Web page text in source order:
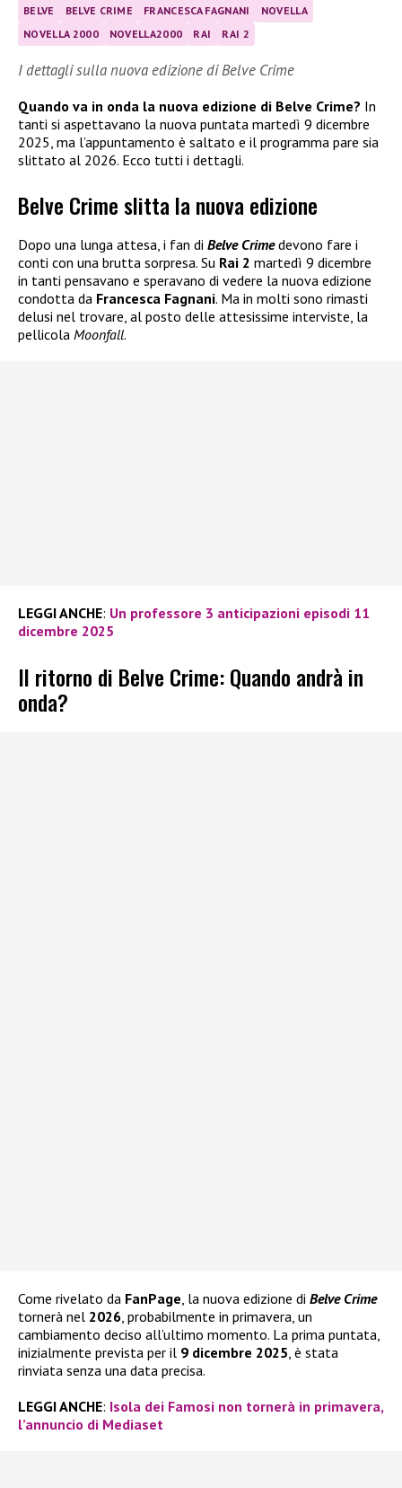
BELVE BELVE CRIME FRANCESCA FAGNANI
NOVELLA
NOVELLA 2000
NOVELLA2000 RAI RAI 2
I dettagli sulla nuova edizione di Belve Crime
Quando va in onda la nuova edizione di Belve Crime? In
tanti si aspettavano la nuova puntata martedì 9 dicembre
2025, ma l’appuntamento è saltato e il programma pare sia
slittato al 2026. Ecco tutti i dettagli.
Belve Crime slitta la nuova edizione
Dopo una lunga attesa, i fan di Belve Crime devono fare i
conti con una brutta sorpresa. Su Rai 2 martedì 9 dicembre
in tanti pensavano e speravano di vedere la nuova edizione
condotta da Francesca Fagnani. Ma in molti sono rimasti
delusi nel trovare, al posto delle attesissime interviste, la
pellicola Moonfall.
LEGGI ANCHE: Un professore 3 anticipazioni episodi 11
dicembre 2025
Il ritorno di Belve Crime: Quando andrà in
onda?
Come rivelato da FanPage , la nuova edizione di Belve Crime
tornerà nel 2026 , probabilmente in primavera, un
cambiamento deciso all’ultimo momento. La prima puntata,
inizialmente prevista per il 9 dicembre 2025 , è stata
rinviata senza una data precisa.
LEGGI ANCHE: Isola dei Famosi non tornerà in primavera,
l’annuncio di Mediaset